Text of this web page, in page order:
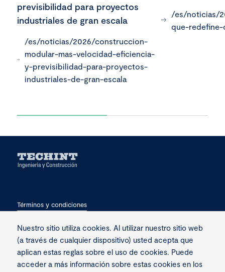
previsibilidad para proyectos
industriales de gran escala
/es/noticias/2026/construccion-
modular-mas-velocidad-eficiencia-
y-previsibilidad-para-proyectos-
industriales-de-gran-escala
/es/noticias/
que-
Términos y condiciones
Privacidad
Contacto
Nuestro sitio utiliza cookies. Al utilizar nuestro sitio web
(a través de cualquier dispositivo) usted acepta que
aplican estas reglas sobre el uso de cookies. Puede
acceder a más información sobre estas cookies en los